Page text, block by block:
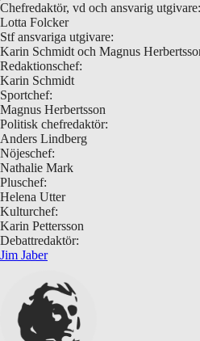
Chefredaktör, vd och ansvarig utgivare:
Lotta Folcker
Stf ansvariga utgivare:
Karin Schmidt och Magnus
Redaktionschef:
Karin Schmidt
Sportchef:
Magnus Herbertsson
Politisk chefredaktör:
Anders Lindberg
Nöjeschef:
Nathalie Mark
Pluschef:
Helena Utter
Kulturchef:
Karin Pettersson
Debattredaktör:
Jim Jaber